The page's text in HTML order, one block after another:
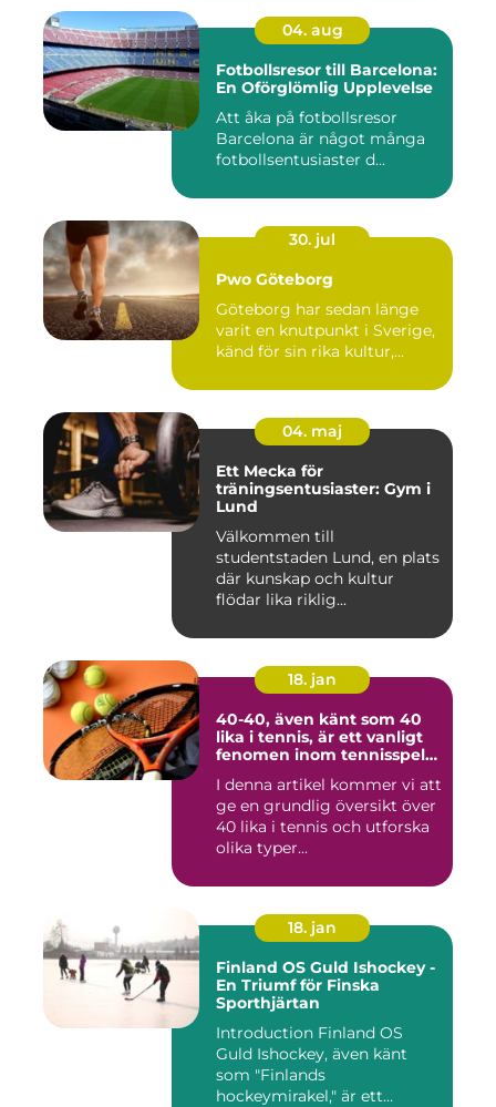
04. aug
Fotbollsresor till Barcelona:
En Oförglömlig Upplevelse
Att åka på fotbollsresor
Barcelona är något många
fotbollsentusiaster d...
30. jul
Pwo Göteborg
Göteborg har sedan länge
varit en knutpunkt i Sverige,
känd för sin rika kultur,...
04. maj
Ett Mecka för
träningsentusiaster: Gym i
Lund
Välkommen till
studentstaden Lund, en plats
där kunskap och kultur
flödar lika riklig...
18. jan
40-40, även känt som 40
lika i tennis, är ett vanligt
fenomen inom tennisspelet
spännande och
frustrerande för spelare
och fans
I denna artikel kommer vi att
ge en grundlig översikt över
40 lika i tennis och utforska
olika typer...
18. jan
Finland OS Guld Ishockey -
En Triumf för Finska
Sporthjärtan
Introduction Finland OS
Guld Ishockey, även känt
som "Finlands
hockeymirakel," är ett